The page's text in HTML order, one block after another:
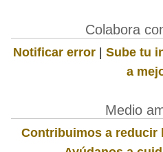
Colabora
Notificar error | Sube tu
a
Medio
Contribuimos a reducir